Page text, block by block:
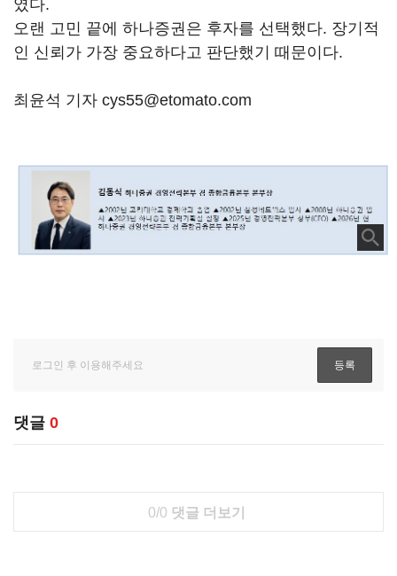
였다.
오랜 고민 끝에 하나증권은 후자를 선택했다. 장기적
인 신뢰가 가장 중요하다고 판단했기 때문이다.
최윤석 기자 cys55@etomato.com
댓글 0
0/0 댓글 더보기